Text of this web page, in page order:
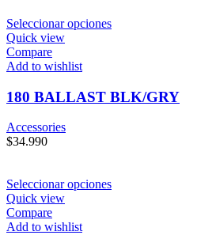
Seleccionar opciones
Quick view
Compare
Add to wishlist
180 BALLAST BLK/GRY
Accessories
$34.990
Seleccionar opciones
Quick view
Compare
Add to wishlist